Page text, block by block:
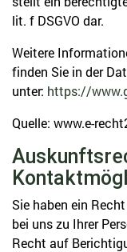
lit. f DSGVO dar.
Weitere
finden Sie in der
unter: https://
Quelle: www.e-
Sie haben ein
bei uns zu Ihrer
Recht auf